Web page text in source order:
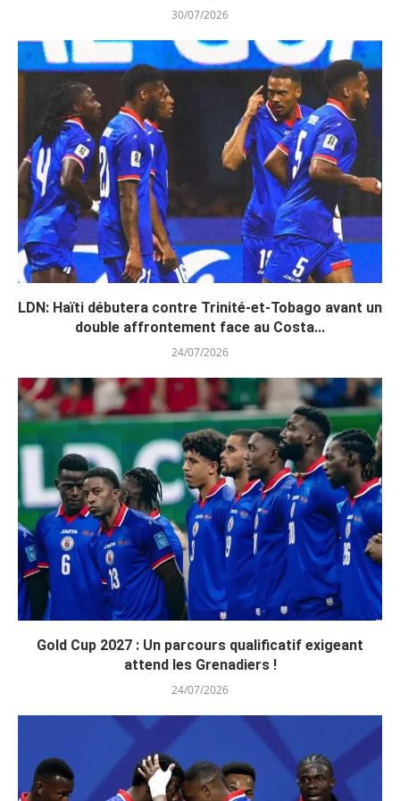
30/07/2026
LDN: Haïti débutera contre Trinité-et-Tobago avant un
double affrontement face au Costa...
24/07/2026
Gold Cup 2027 : Un parcours qualificatif exigeant
attend les Grenadiers !
24/07/2026